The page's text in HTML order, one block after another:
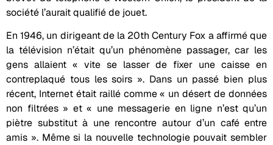
société l’aurait qualifié de jouet.
En 1946, un dirigeant de la 20th Century Fox a affirmé que
la télévision n’était qu’un phénomène passager, car les
gens allaient « vite se lasser de fixer une caisse en
contreplaqué tous les soirs ». Dans un passé bien plus
récent, Internet était raillé comme « un désert de données
non filtrées » et « une messagerie en ligne n’est qu’un
piètre substitut à une rencontre autour d’un café entre
amis ». Même si la nouvelle technologie pouvait sembler